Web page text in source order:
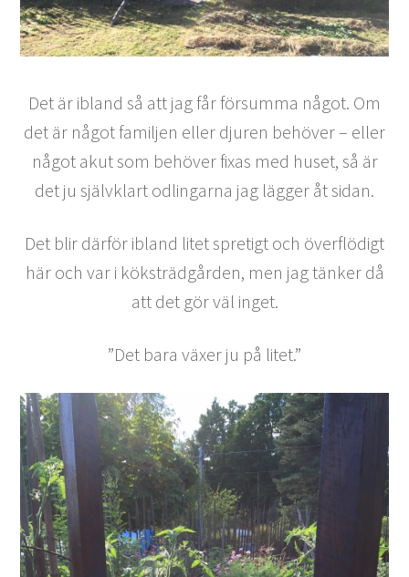
Det är ibland så att jag får försumma något. Om
det är något familjen eller djuren behöver – eller
något akut som behöver fixas med huset, så är
det ju självklart odlingarna jag lägger åt sidan.
Det blir därför ibland litet spretigt och överflödigt
här och var i köksträdgården, men jag tänker då
att det gör väl inget.
”Det bara växer ju på litet.”